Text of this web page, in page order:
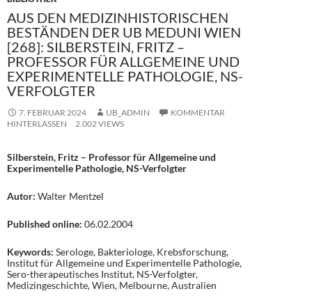
AUS DEN MEDIZINHISTORISCHEN
BESTÄNDEN DER UB MEDUNI WIEN
[268]: SILBERSTEIN, FRITZ –
PROFESSOR FÜR ALLGEMEINE UND
EXPERIMENTELLE PATHOLOGIE, NS-
VERFOLGTER
7. FEBRUAR 2024 UB_ADMIN
KOMMENTAR
HINTERLASSEN
2.002 VIEWS
Silberstein, Fritz – Professor für Allgemeine und
Experimentelle Pathologie, NS-Verfolgter
Autor: Walter Mentzel
Published online: 06.02.2004
Keywords: Serologe, Bakteriologe, Krebsforschung,
Institut für Allgemeine und Experimentelle Pathologie,
Sero-therapeutisches Institut, NS-Verfolgter,
Medizingeschichte, Wien, Melbourne, Australien